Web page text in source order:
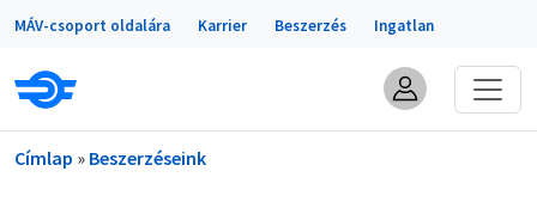
Ugrás a tartalomra
Portálok
MÁV-csoport oldalára Karrier Beszerzés Ingatlan
Morzsa
Címlap Beszerzéseink